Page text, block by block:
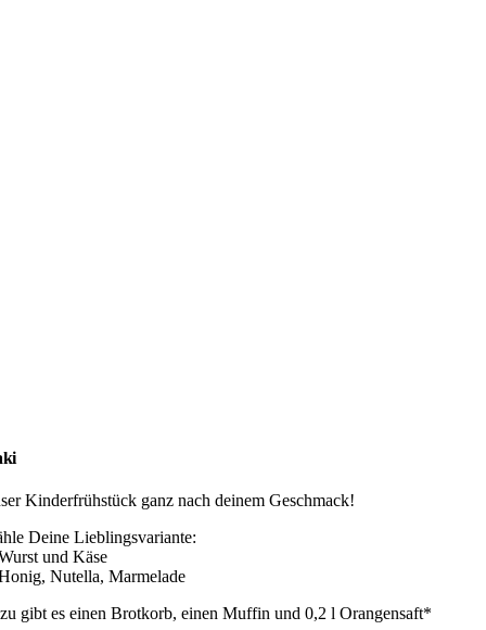
Kinderfrühstück ganz nach deinem Geschmack!
Deine Lieblingsvariante:
und Käse
Nutella, Marmelade
gibt es einen Brotkorb, einen Muffin und 0,2 l Orangensaft*